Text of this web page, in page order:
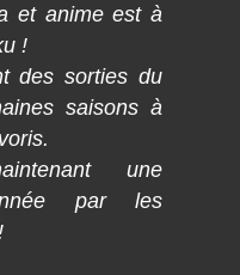
et anime est à
!
des sorties du
saisons à
une
par les